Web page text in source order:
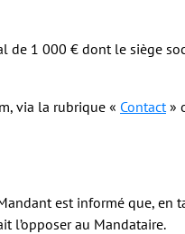
1 000 € dont le siège
via la rubrique « Contact»
est informé que,
l’opposer au Mandataire.